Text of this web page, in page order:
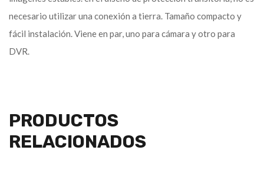
necesario utilizar una conexión a tierra. Tamaño compacto y
fácil instalación. Viene en par, uno para cámara y otro para
DVR.
PRODUCTOS
RELACIONADOS